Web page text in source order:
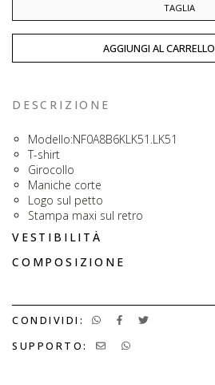
TAGLIA
AGGIUNGI AL CARRELLO
DESCRIZIONE
Modello:NF0A8B6KLK51.LK51
T-shirt
Girocollo
Maniche corte
Logo sul petto
Stampa maxi sul retro
VESTIBILITÀ
COMPOSIZIONE
CONDIVIDI:
SUPPORTO: